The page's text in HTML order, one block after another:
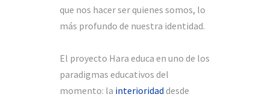
que nos hacer ser quienes somos, lo
más profundo de nuestra identidad.
El proyecto Hara educa en uno de los
paradigmas educativos del
momento: la interioridad desde